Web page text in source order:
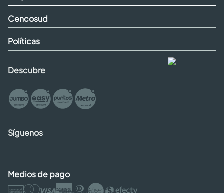
Cencosud
Políticas
Descubre
Síguenos
Medios de pago